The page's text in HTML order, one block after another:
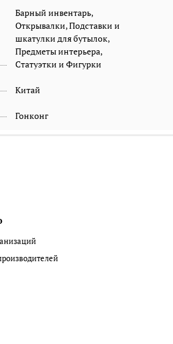
Барный инвентарь,
Открывалки, Подставки и
шкатулки для бутылок,
Предметы интерьера,
Статуэтки и Фигурки
Китай
Гонконг